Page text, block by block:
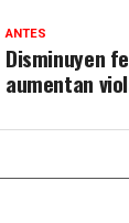
ANTES
Disminuyen
aumentan